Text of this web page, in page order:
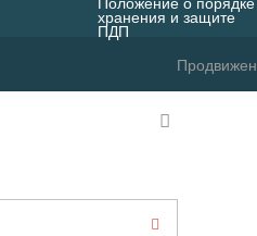
хранения и защите
ПДП